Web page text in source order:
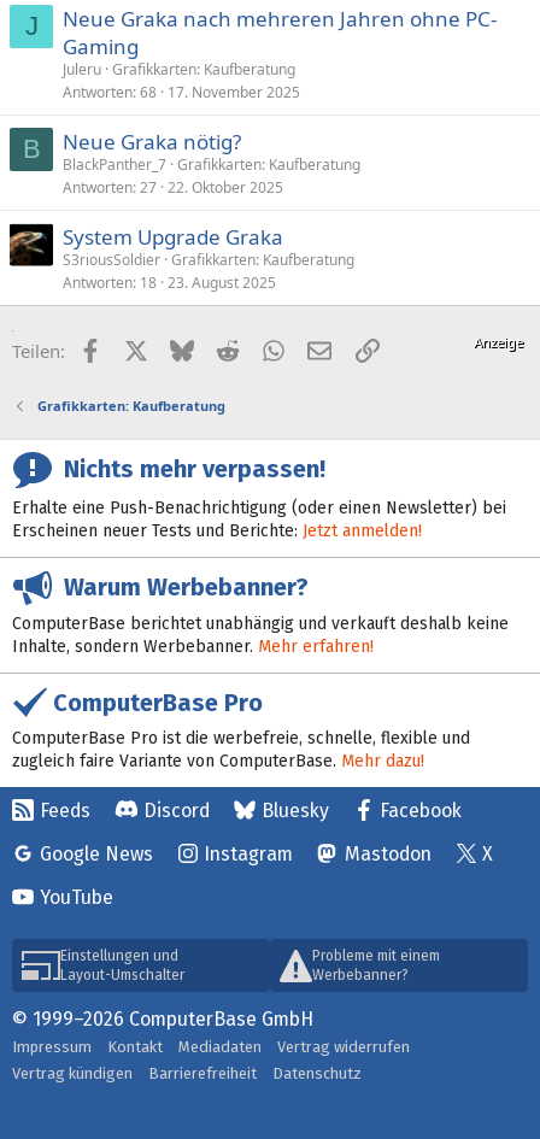
J
Neue Graka nach mehreren Jahren ohne PC-
Gaming
Juleru Grafikkarten: Kaufberatung
Antworten 68 17. November 2025
B Neue Graka nötig?
BlackPanther_7 Grafikkarten: Kaufberatung
Antworten 27 22. Oktober 2025
System Upgrade Graka
S3riousSoldier Grafikkarten: Kaufberatung
Antworten 18 23. August 2025
Teilen: FacebookX (Twitter)
BlueskyRedditWhatsApp
E-MailLink
Grafikkarten: Kaufberatung
Nichts mehr verpassen!
Erhalte eine Push-Benachrichtigung (oder einen Newsletter) bei
Erscheinen neuer Tests und Berichte: Jetzt anmelden!
Warum Werbebanner?
ComputerBase berichtet unabhängig und verkauft deshalb keine
Inhalte, sondern Werbebanner. Mehr erfahren!
ComputerBase Pro
ComputerBase Pro ist die werbefreie, schnelle, flexible und
zugleich faire Variante von ComputerBase. Mehr dazu!
Feeds Discord Bluesky
Facebook
Google News
Instagram Mastodon
X
YouTube
Einstellungen und
Layout-Umschalter
Probleme mit einem
Werbebanner?
© 1999–2026 ComputerBase GmbH
Impressum Kontakt Mediadaten
Vertrag widerrufen
Vertrag kündigen
Barrierefreiheit Datenschutz